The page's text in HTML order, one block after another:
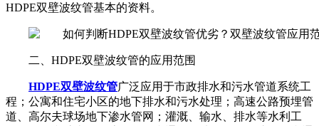
HDPE双壁波纹管基本的资料。
二、HDPE双壁波纹管的应用范围
HDPE双壁波纹管广泛应用于市政排水和污水管道系统工
程；公寓和住宅小区的地下排水和污水处理；高速公路预埋管
道、高尔夫球场地下渗水管网；灌溉、输水、排水等水利工